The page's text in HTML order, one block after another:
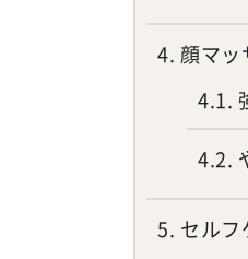
4 顔マッ
4.1
4.2
5 セル